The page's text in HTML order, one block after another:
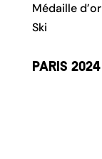
Médaille d’or
Ski
Paris 2024